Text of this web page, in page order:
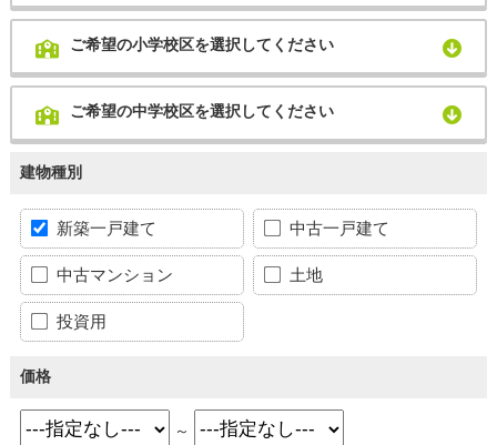
ご希望の小学校区を選択してください
ご希望の中学校区を選択してください
建物種別
新築一戸建て 中古一戸建て
中古マンション 土地
投資用
価格
～